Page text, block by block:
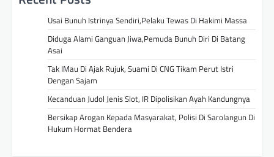
Usai Bunuh Istrinya Sendiri,Pelaku Tewas Di Hakimi Massa
Diduga Alami Ganguan Jiwa,Pemuda Bunuh Diri Di Batang
Asai
Tak IMau Di Ajak Rujuk, Suami Di CNG Tikam Perut Istri
Dengan Sajam
Kecanduan Judol Jenis Slot, IR Dipolisikan Ayah Kandungnya
Bersikap Arogan Kepada Masyarakat, Polisi Di Sarolangun Di
Hukum Hormat Bendera